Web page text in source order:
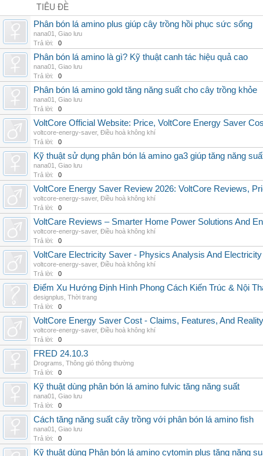
TIÊU ĐỀ
Phân bón lá amino plus giúp cây trồng hồi phục sức sống
nana01
Giao lưu
Trả lời:
0
Phân bón lá amino là gì? Kỹ thuật canh tác hiệu quả cao
nana01
Giao lưu
Trả lời:
0
Phân bón lá amino gold tăng năng suất cho cây trồng khỏe
nana01
Giao lưu
Trả lời:
0
VoltCore Official Website: Price, VoltCore Energy Saver
voltcore-energy-saver, Điều hoà không khí
Trả lời:
0
Kỹ thuật sử dụng phân bón lá amino ga3 giúp tăng năng
nana01
Giao lưu
Trả lời:
0
VoltCore Energy Saver Review 2026: VoltCore Reviews,
voltcore-energy-saver, Điều hoà không khí
Trả lời:
0
VoltCare Reviews – Smarter Home Power Solutions And
voltcore-energy-saver, Điều hoà không khí
Trả lời:
0
VoltCare Electricity Saver - Physics Analysis And
voltcore-energy-saver, Điều hoà không khí
Trả lời:
0
Điểm Xu Hướng Định Hình Phong Cách Kiến Trúc & Nội
designplus Thời trang
Trả lời:
0
VoltCore Energy Saver Cost - Claims, Features, And
voltcore-energy-saver, Điều hoà không khí
Trả lời:
0
FRED 24.10.3
Drograms Thông gió thông thường
Trả lời:
0
Kỹ thuật dùng phân bón lá amino fulvic tăng năng suất
nana01
Giao lưu
Trả lời:
0
Cách tăng năng suất cây trồng với phân bón lá amino fish
nana01
Giao lưu
Trả lời:
0
Kỹ thuật dùng Phân bón lá amino cytomin plus tăng năng